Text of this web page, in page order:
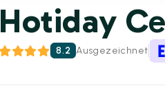
Hotiday
8.2 Ausgezeichnet